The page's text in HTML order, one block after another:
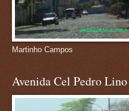
Martinho Campos
Avenida Cel Pedro Lino